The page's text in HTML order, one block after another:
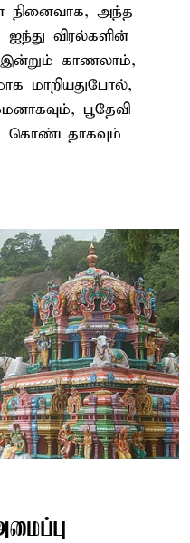
நினைவாக, அந்த
ஐந்து விரல்களின்
இன்றும் காணலாம்,
மாறியதுபோல்,
பூதேவி
கொண்டதாகவும்